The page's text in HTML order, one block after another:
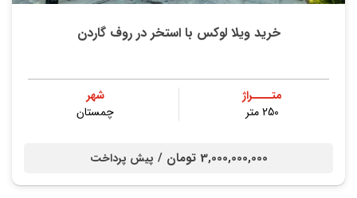
خرید ویلا لوکس با استخر در روف گاردن
متــــراژ
250 متر
شهر
چمستان
3,000,000,000 تومان / پیش پرداخت